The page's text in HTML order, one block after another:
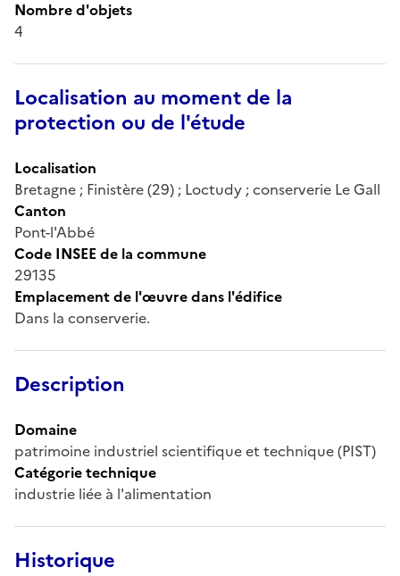
Nombre d'objets
4
Localisation au moment de la
protection ou de l'étude
Localisation
Bretagne ; Finistère (29) ; Loctudy ; conserverie Le Gall
Canton
Pont-l'Abbé
Code INSEE de la commune
29135
Emplacement de l'œuvre dans l'édifice
Dans la conserverie.
Description
Domaine
patrimoine industriel scientifique et technique (PIST)
Catégorie technique
industrie liée à l'alimentation
Historique